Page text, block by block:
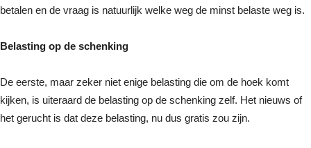
betalen en de vraag is natuurlijk welke weg de minst belaste weg is.
Belasting op de schenking
De eerste, maar zeker niet enige belasting die om de hoek komt
kijken, is uiteraard de belasting op de schenking zelf. Het nieuws of
het gerucht is dat deze belasting, nu dus gratis zou zijn.